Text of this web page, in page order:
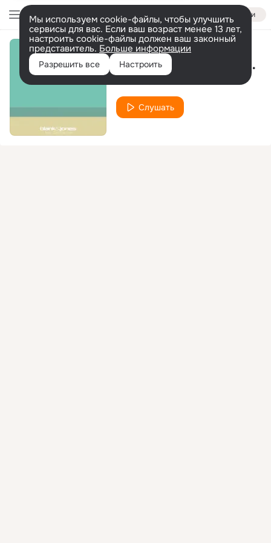
Войти
Мы используем cookie-файлы, чтобы улучшить
сервисы для вас. Если ваш возраст менее 13 лет,
настроить cookie-файлы должен ваш законный
представитель. Больше информации
Разрешить все Настроить Sign Your Name (RunSQ Session)
Слушать